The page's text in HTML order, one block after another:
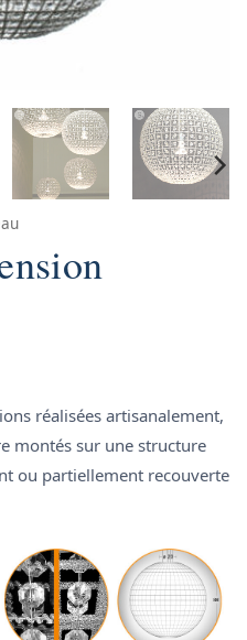
réalisées artisanalement,
montés sur une structure
ou partiellement recouverte